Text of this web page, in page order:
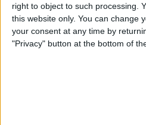
right to object to such processing.
this website only. You can change
your consent at any time by
"Privacy" button at the bottom of